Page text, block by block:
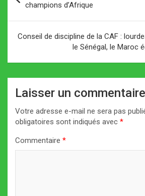
de
l’article
champions d’Afrique
Conseil de discipline de la CAF :
le Sénégal, le Maroc
Laisser un commentaire
Votre adresse e-mail ne sera pas
obligatoires sont indiqués avec *
Commentaire *